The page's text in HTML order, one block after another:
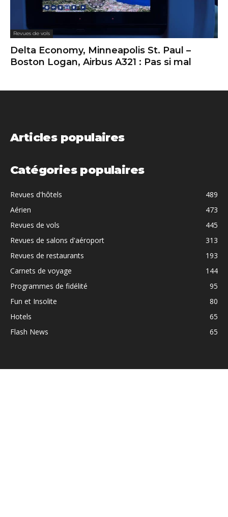
Revues de vols
Delta Economy, Minneapolis St. Paul –
Boston Logan, Airbus A321 : Pas si mal
Articles populaires
Catégories populaires
Revues d'hôtels
489
Aérien
473
Revues de vols
445
Revues de salons d'aéroport
313
Revues de restaurants
193
Carnets de voyage
144
Programmes de fidélité
95
Fun et Insolite
80
Hotels
65
Flash News
65